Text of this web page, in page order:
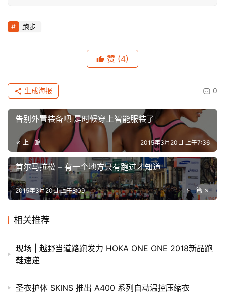
跑步
赞 (4)
0
生成海报
告别外置装备吧 是时候穿上智能服装了
上一篇 2015年3月20日 上午7:36
首尔马拉松 – 有一个地方只有跑过才知道
下一篇
2015年3月20日 上午8:09
相关推荐
现场 | 越野当道路跑发力 HOKA ONE ONE 2018新品跑
鞋速递
圣衣护体 SKINS 推出 A400 系列自动温控压缩衣